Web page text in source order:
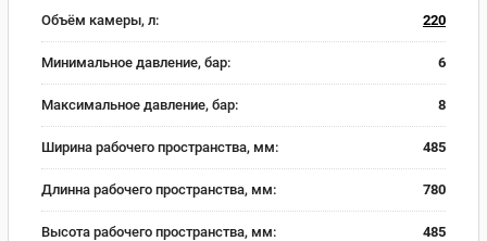
Объём камеры, л: 220
Минимальное давление, бар: 6
Максимальное давление, бар: 8
Ширина рабочего пространства, мм: 485
Длинна рабочего пространства, мм: 780
Высота рабочего пространства, мм: 485